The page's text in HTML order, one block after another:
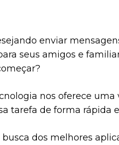
enviar
seus amigos e
nos oferece
tarefa de forma rápida
busca dos melhores